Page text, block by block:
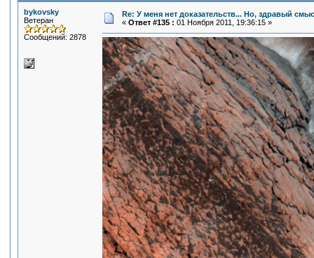
bykovsky
Ветеран
Сообщений: 2878
Re: У меня нет доказательств... Но, здравый
« Ответ #135 : 01 Ноября 2011, 19:36:15 »